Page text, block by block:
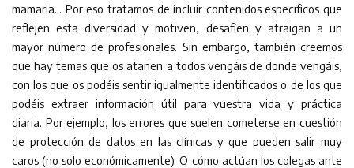
mamaria… Por eso tratamos de incluir contenidos específicos que
reflejen esta diversidad y motiven, desafíen y atraigan a un
mayor número de profesionales. Sin embargo, también creemos
que hay temas que os atañen a todos vengáis de donde vengáis,
con los que os podéis sentir igualmente identificados o de los que
podéis extraer información útil para vuestra vida y práctica
diaria. Por ejemplo, los errores que suelen cometerse en cuestión
de protección de datos en las clínicas y que pueden salir muy
caros (no solo económicamente). O cómo actúan los colegas ante